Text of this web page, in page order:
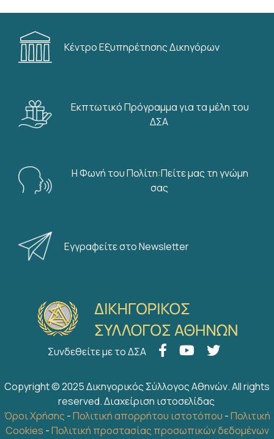
Κέντρο Εξυπηρέτησης Δικηγόρων
Εκπτωτικό Πρόγραμμα για τα μέλη του
ΔΣΑ
Η Φωνή του Πολίτη:Πείτε μας τη γνώμη
σας
Εγγραφείτε στο Newsletter
Συνδεθείτε με το ΔΣΑ
Copyright © 2025 Δικηγορικός Σύλλογος Αθηνών. All rights
reserved.Διαχείριση ιστοσελίδας
Όροι Χρήσης -Πολιτική απορρήτου ιστοτόπου -Πολιτική
Cookies -Πολιτική προστασίας προσωπικών δεδομένων